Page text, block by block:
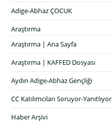
Adige-Abhaz ÇOCUK
Araştırma
Araştırma | Ana Sayfa
Araştırma | KAFFED Dosyası
Aydın Adige-Abhaz Gençliği
CC Katılımcıları Soruyor-Yanıtlıyor
Haber Arşivi